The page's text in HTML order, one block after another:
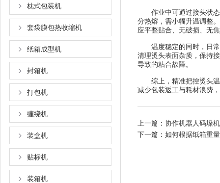
枕式包装机
套袋膜包热收缩机
纸箱成型机
封箱机
打包机
缠绕机
装盒机
贴标机
装箱机
作业中可通过接头状态
分热熔，需小幅升温调整
应平整贴合、无破损、无
温度稳定的同时，日常
清理烫头表面杂质，保持
导致的粘合故障。
综上，精准把控烫头温
减少包装返工与耗材浪费
上一篇： 协作机器人码垛
下一篇： 如何根据纸箱重